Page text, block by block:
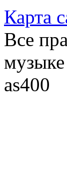
Карта
Все
as400